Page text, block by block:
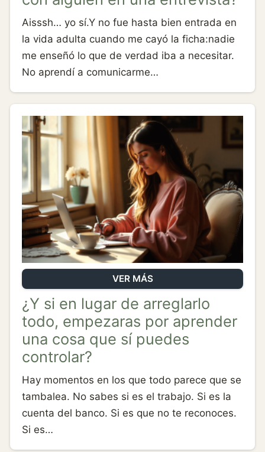
Aisssh… yo sí.Y no fue hasta bien entrada en
la vida adulta cuando me cayó la ficha:nadie
me enseñó lo que de verdad iba a necesitar.
No aprendí a comunicarme…
VER MÁS
¿Y si en lugar de arreglarlo
todo, empezaras por aprender
una cosa que sí puedes
controlar?
Hay momentos en los que todo parece que se
tambalea. No sabes si es el trabajo. Si es la
cuenta del banco. Si es que no te reconoces.
Si es…